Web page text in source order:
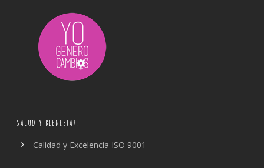
SALUD Y BIENESTAR:
Calidad y Excelencia ISO 9001